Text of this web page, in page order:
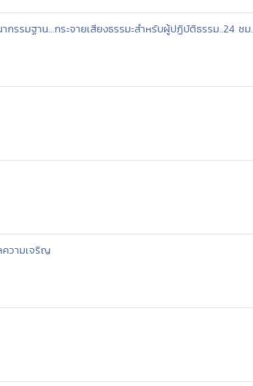
รรมฐาน...กระจายเสียงธรรมะสำหรับผู้ปฏิบัติธรรม..24 ชม.
ความเจริญ